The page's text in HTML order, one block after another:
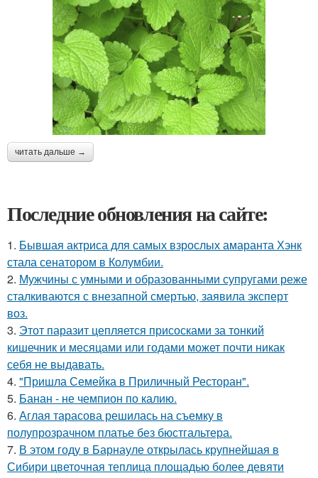
читать дальше →
Последние обновления на сайте:
1. Бывшая актриса для самых взрослых амаранта Хэнк
стала сенатором в Колумбии.
2. Мужчины с умными и образованными супругами реже
сталкиваются с внезапной смертью, заявила эксперт
воз.
3. Этот паразит цепляется присосками за тонкий
кишечник и месяцами или годами может почти никак
себя не выдавать.
4. "Пришла Семейка в Приличный Ресторан".
5. Банан - не чемпион по калию.
6. Аглая тарасова решилась на съемку в
полупрозрачном платье без бюстгальтера.
7. В этом году в Барнауле открылась крупнейшая в
Сибири цветочная теплица площадью более девяти